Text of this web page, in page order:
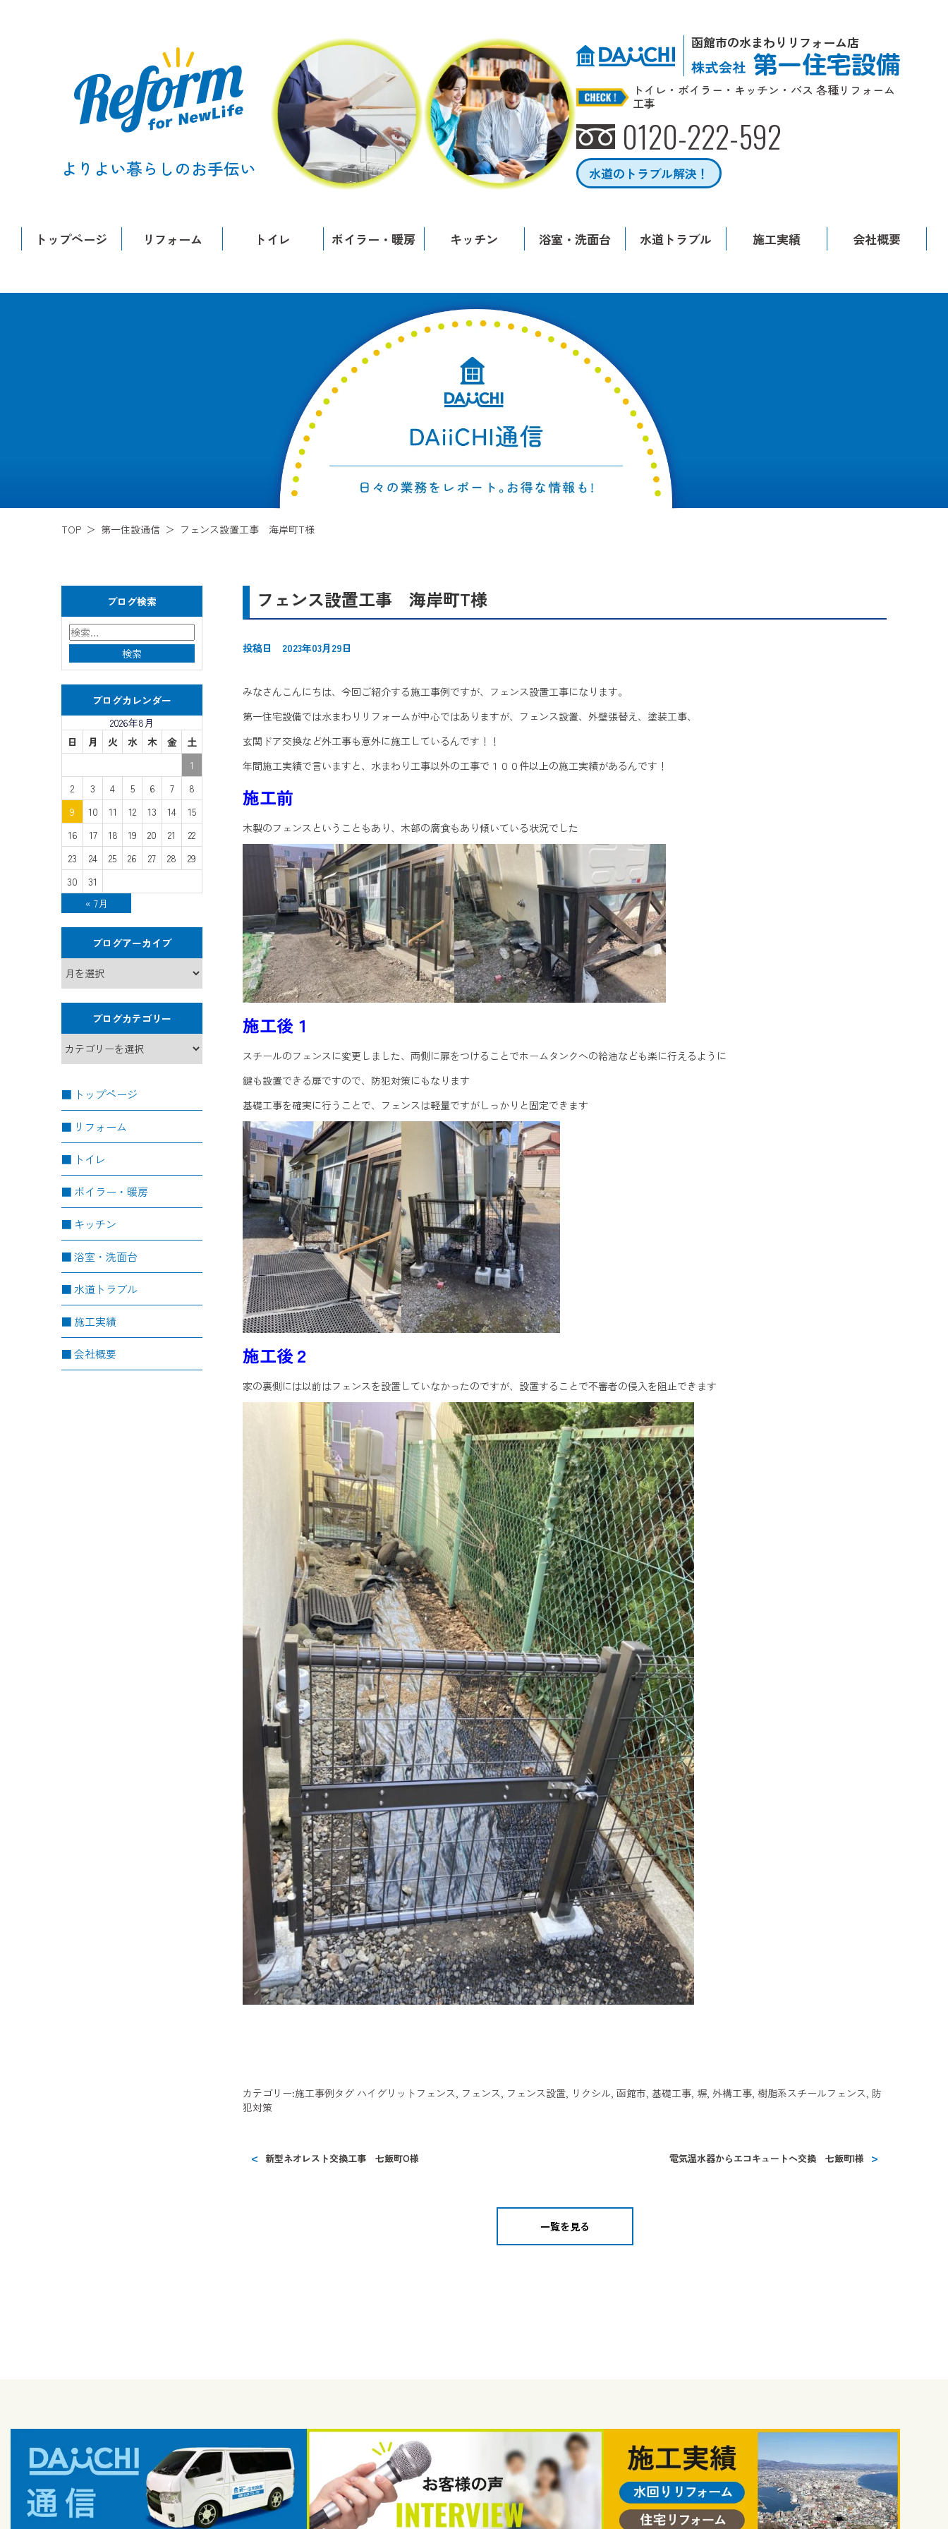
よりよい暮らしのお手伝い
函館市の水まわりリフォーム店
トイレ・ボイラー・キッチン・バス 各種リフォーム
工事
0120-222-592
水道のトラブル解決！
トップページ リフォーム トイレ ボイラー・暖房 キッチン 浴室・洗面台 水道トラブル 施工実績 会社概要
TOP 第一住設通信 フェンス設置工事 海岸町T様
ブログ検索
ブログカレンダー
2026年8月
日
月 火 水 木 金
土
1
2
3 4 5 6 7
8
9
10 11 12 13 14
15
16
17 18 19 20 21
22
23
24 25 26 27 28
29
30
31
« 7月
ブログアーカイブ
ブログカテゴリー
トップページ
リフォーム
トイレ
ボイラー・暖房
キッチン
浴室・洗面台
水道トラブル
施工実績
会社概要
フェンス設置工事 海岸町T様
投稿日 2023年03月29日
みなさんこんにちは、今回ご紹介する施工事例ですが、フェンス設置工事になります。
第一住宅設備では水まわりリフォームが中心ではありますが、フェンス設置、外壁張替え、塗装工事、
玄関ドア交換など外工事も意外に施工しているんです！！
年間施工実績で言いますと、水まわり工事以外の工事で１００件以上の施工実績があるんです！
施工前
木製のフェンスということもあり、木部の腐食もあり傾いている状況でした
施工後１
スチールのフェンスに変更しました、両側に扉をつけることでホームタンクへの給油なども楽に行えるように
鍵も設置できる扉ですので、防犯対策にもなります
基礎工事を確実に行うことで、フェンスは軽量ですがしっかりと固定できます
施工後２
家の裏側には以前はフェンスを設置していなかったのですが、設置することで不審者の侵入を阻止できます
カテゴリー:施工事例タグ ハイグリットフェンス フェンス フェンス設置 リクシル ,函館市 ,基礎工事 塀 ,外構工事 ,樹脂系スチールフェンス 防
犯対策
新型ネオレスト交換工事 七飯町O様 電気温水器からエコキュートへ交換 七飯町I様
一覧を見る